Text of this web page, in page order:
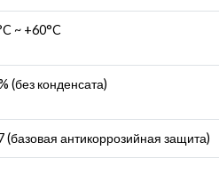
~ +60°C
(без конденсата)
(базовая антикоррозийная защита)